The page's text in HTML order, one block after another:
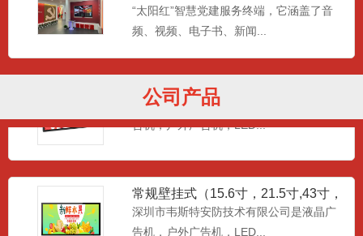
方向
“太阳红”智慧党建服务终端，它涵盖了音
频、视频、电子书、新闻...
公司产品
告机，户外广告机，LED...
红外壁挂式广告机21.5寸32寸43寸55
寸65寸
深圳市韦斯特安防技术有限公司是液晶广
告机，户外广告机，LED...
常规壁挂式（15.6寸，21.5寸,43寸，
49寸,55寸
深圳市韦斯特安防技术有限公司是液晶广
告机，户外广告机，LED...